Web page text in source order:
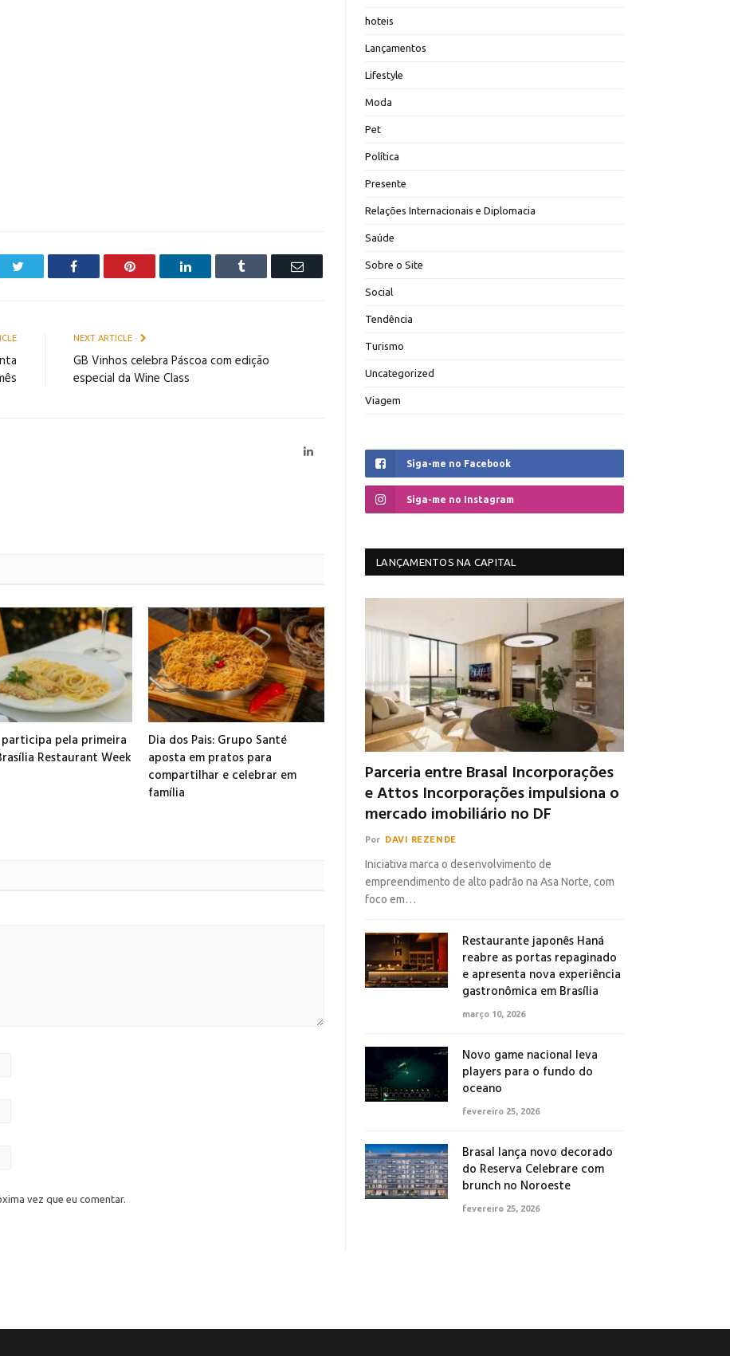
Facebook Pinterest LinkedIn Tumblr Email
NEXT ARTICLE
GB Vinhos celebra Páscoa com edição
especial da Wine Class
LinkedIn
pela primeira
Restaurant Week
Dia dos Pais: Grupo Santé
aposta em pratos para
compartilhar e celebrar em
família
vez que eu comentar.
hoteis
Lançamentos
Lifestyle
Moda
Pet
Política
Presente
Relações Internacionais e Diplomacia
Saúde
Sobre o Site
Social
Tendência
Turismo
Uncategorized
Viagem
Siga-me no Facebook
Siga-me no Instagram
LANÇAMENTOS NA CAPITAL
Parceria entre Brasal Incorporações
e Attos Incorporações impulsiona o
mercado imobiliário no DF
Por DAVI REZENDE
Iniciativa marca o desenvolvimento de
empreendimento de alto padrão na Asa Norte, com
foco em…
Restaurante japonês Haná
reabre as portas repaginado
e apresenta nova experiência
gastronômica em Brasília
março 10, 2026
Novo game nacional leva
players para o fundo do
oceano
fevereiro 25, 2026
Brasal lança novo decorado
do Reserva Celebrare com
brunch no Noroeste
fevereiro 25, 2026